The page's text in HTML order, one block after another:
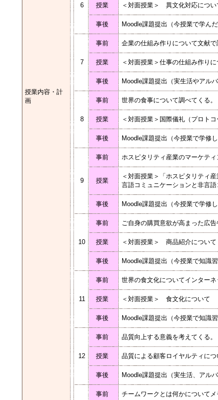
授業内容・計
画
6 授業 ＜対面授業＞ 異文化対応につ
事後 Moodle課題提出（今授業で学ん
7
事前 企業の仕組み作りについて文献
授業 ＜対面授業＞仕事の仕組み作り
事後 Moodle課題提出（実生活やアル
8
事前 世界の食事について調べてくる。
授業 ＜対面授業＞国際儀礼（プロト
事後 Moodle課題提出（今授業で学修
9
事前 ホスピタリティ産業のマーケテ
授業
＜対面授業＞「ホスピタリティ
言語コミュニケーションと非言
事後 Moodle課題提出（今授業で学修
10
事前 ご自身の購買意欲が高まった広
授業 ＜対面授業＞ 商品紹介について
事後 Moodle課題提出（今授業で知識
11
事前 世界の食文化についてインター
授業 ＜対面授業＞ 食文化について
事後 Moodle課題提出（今授業で知識
12
事前 品質向上する意義を考えてくる。
授業 品質による顧客ロイヤルティに
事後 Moodle課題提出（実生活、アル
事前 チームワークとは何かについて